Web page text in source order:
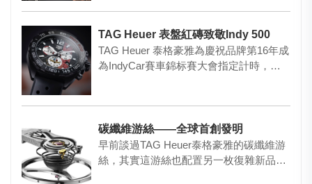
TAG Heuer 表盤紅磚致敬Indy 500
TAG Heuer 泰格豪雅為慶祝品牌第16年成
為IndyCar賽車錦标賽大會指定計時，并
碳纖維游絲——全球首創發明
早前談過TAG Heuer泰格豪雅的碳纖維游
絲，其實這游絲也配置另一枚復雜新品